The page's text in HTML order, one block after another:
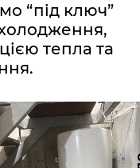
“під ключ”
тепла та